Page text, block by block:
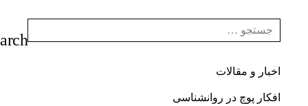
اخبار و مقالات
افکار پوچ در روانشناسی